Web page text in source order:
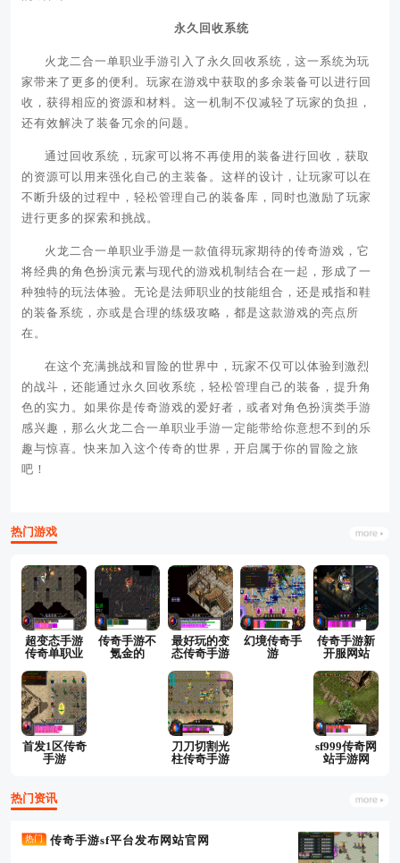
永久回收系统
火龙二合一单职业手游引入了永久回收系统，这一系统为玩
家带来了更多的便利。玩家在游戏中获取的多余装备可以进行回
收，获得相应的资源和材料。这一机制不仅减轻了玩家的负担，
还有效解决了装备冗余的问题。
通过回收系统，玩家可以将不再使用的装备进行回收，获取
的资源可以用来强化自己的主装备。这样的设计，让玩家可以在
不断升级的过程中，轻松管理自己的装备库，同时也激励了玩家
进行更多的探索和挑战。
火龙二合一单职业手游是一款值得玩家期待的传奇游戏，它
将经典的角色扮演元素与现代的游戏机制结合在一起，形成了一
种独特的玩法体验。无论是法师职业的技能组合，还是戒指和鞋
的装备系统，亦或是合理的练级攻略，都是这款游戏的亮点所
在。
在这个充满挑战和冒险的世界中，玩家不仅可以体验到激烈
的战斗，还能通过永久回收系统，轻松管理自己的装备，提升角
色的实力。如果你是传奇游戏的爱好者，或者对角色扮演类手游
感兴趣，那么火龙二合一单职业手游一定能带给你意想不到的乐
趣与惊喜。快来加入这个传奇的世界，开启属于你的冒险之旅
吧！
热门游戏
超变态手游
传奇单职业
传奇手游不
氪金的
最好玩的变
态传奇手游
幻境传奇手
游
传奇手游新
开服网站
首发1区传奇
手游
刀刀切割光
柱传奇手游
sf999传奇网
站手游网
热门资讯
热门 传奇手游sf平台发布网站官网